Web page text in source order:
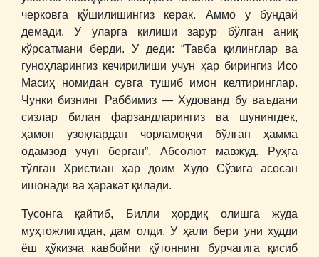
черковга қўшилишингиз керак. Аммо у бундай
демади. У уларга қилиши зарур бўлган аниқ
кўрсатмани берди. У деди: “Тавба қилинглар ва
гуноҳларингиз кечирилиши учун ҳар бирингиз Исо
Масиҳ номидан сувга тушиб имон келтиринглар.
Чунки бизнинг Раббимиз ― Худованд бу ваъдани
сизлар билан фарзандларингиз ва шунингдек,
ҳамон узоқлардан чорламоқчи бўлган ҳамма
одамзод учун берган”. Абсолют мавжуд. Руҳга
тўлган Христиан ҳар доим Худо Сўзига асосан
ишонади ва ҳаракат қилади.
Тусонга қайтиб, Билли ҳордиқ олишга жуда
муҳтожлигидан, дам олди. У ҳали бери уни худди
ёш ҳўкизча кавбойни қўтоннинг бурчагига қисиб